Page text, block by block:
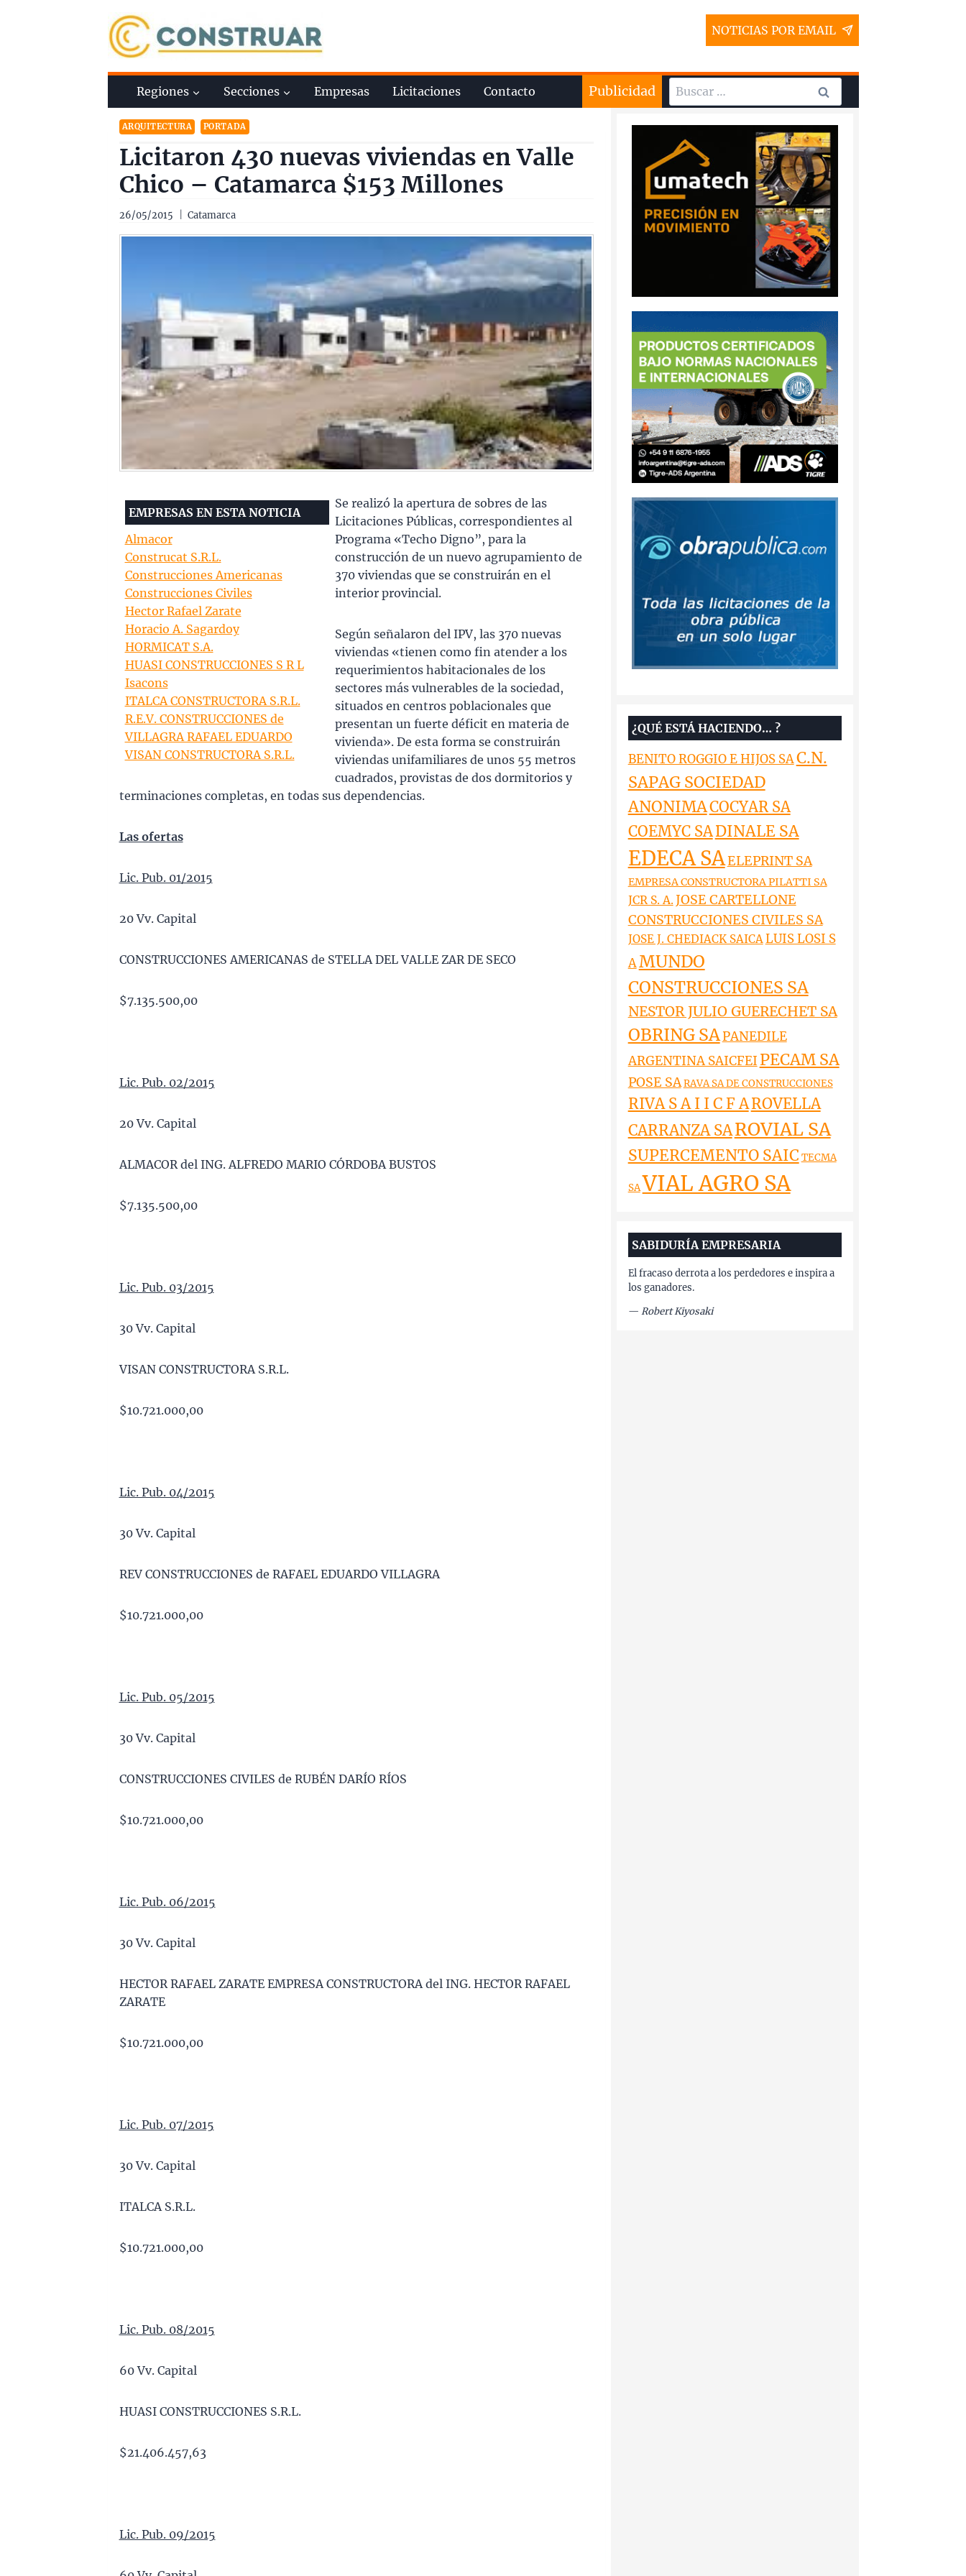
NOTICIAS POR EMAIL
Regiones Secciones Empresas Licitaciones Contacto Publicidad Buscar:
ARQUITECTURA PORTADA
Licitaron 430 nuevas viviendas en Valle
Chico – Catamarca $153 Millones
26/05/2015 Catamarca
EMPRESAS EN ESTA NOTICIA
Almacor
Construcat S.R.L.
Construcciones Americanas
Construcciones Civiles
Hector Rafael Zarate
Horacio A. Sagardoy
HORMICAT S.A.
HUASI CONSTRUCCIONES S R L
Isacons
ITALCA CONSTRUCTORA S.R.L.
R.E.V. CONSTRUCCIONES de
VILLAGRA RAFAEL EDUARDO
VISAN CONSTRUCTORA S.R.L.
Se realizó la apertura de sobres de las
Licitaciones Públicas, correspondientes al
Programa «Techo Digno”, para la
construcción de un nuevo agrupamiento de
370 viviendas que se construirán en el
interior provincial.
Según señalaron del IPV, las 370 nuevas
viviendas «tienen como fin atender a los
requerimientos habitacionales de los
sectores más vulnerables de la sociedad,
situados en centros poblacionales que
presentan un fuerte déficit en materia de
vivienda». De esta forma se construirán
viviendas unifamiliares de unos 55 metros
cuadrados, provistas de dos dormitorios y
terminaciones completas, en todas sus dependencias.
Las ofertas
Lic. Pub. 01/2015
20 Vv. Capital
CONSTRUCCIONES AMERICANAS de STELLA DEL VALLE ZAR DE SECO
$7.135.500,00
Lic. Pub. 02/2015
20 Vv. Capital
ALMACOR del ING. ALFREDO MARIO CÓRDOBA BUSTOS
$7.135.500,00
Lic. Pub. 03/2015
30 Vv. Capital
VISAN CONSTRUCTORA S.R.L.
$10.721.000,00
Lic. Pub. 04/2015
30 Vv. Capital
REV CONSTRUCCIONES de RAFAEL EDUARDO VILLAGRA
$10.721.000,00
Lic. Pub. 05/2015
30 Vv. Capital
CONSTRUCCIONES CIVILES de RUBÉN DARÍO RÍOS
$10.721.000,00
Lic. Pub. 06/2015
30 Vv. Capital
HECTOR RAFAEL ZARATE EMPRESA CONSTRUCTORA del ING. HECTOR RAFAEL
ZARATE
$10.721.000,00
Lic. Pub. 07/2015
30 Vv. Capital
ITALCA S.R.L.
$10.721.000,00
Lic. Pub. 08/2015
60 Vv. Capital
HUASI CONSTRUCCIONES S.R.L.
$21.406.457,63
Lic. Pub. 09/2015
¿QUÉ ESTÁ HACIENDO… ?
BENITO ROGGIO E HIJOS SAC.N.
SAPAG SOCIEDAD
ANONIMACOCYAR SA
COEMYC SADINALE SA
EDECA SAELEPRINT SA
EMPRESA CONSTRUCTORA PILATTI SA
JCR S. A.JOSE CARTELLONE
CONSTRUCCIONES CIVILES SA
JOSE J. CHEDIACK SAICALUIS LOSI S
AMUNDO
CONSTRUCCIONES SA
NESTOR JULIO GUERECHET SA
OBRING SAPANEDILE
ARGENTINA SAICFEI PECAM SA
POSE SARAVA SA DE CONSTRUCCIONES
RIVA S A I I C F AROVELLA
CARRANZA SAROVIAL SA
SUPERCEMENTO SAIC TECMA
SAVIAL AGRO SA
SABIDURÍA EMPRESARIA
El fracaso derrota a los perdedores e inspira a
los ganadores.
— Robert Kiyosaki